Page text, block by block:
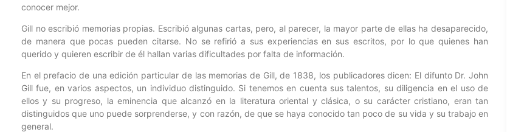
conocer mejor.
Gill no escribió memorias propias. Escribió algunas cartas, pero, al parecer, la mayor parte de ellas ha desaparecido,
de manera que pocas pueden citarse. No se refirió a sus experiencias en sus escritos, por lo que quienes han
querido y quieren escribir de él hallan varias dificultades por falta de información.
En el prefacio de una edición particular de las memorias de Gill, de 1838, los publicadores dicen: El difunto Dr. John
Gill fue, en varios aspectos, un individuo distinguido. Si tenemos en cuenta sus talentos, su diligencia en el uso de
ellos y su progreso, la eminencia que alcanzó en la literatura oriental y clásica, o su carácter cristiano, eran tan
distinguidos que uno puede sorprenderse, y con razón, de que se haya conocido tan poco de su vida y su trabajo en
general.